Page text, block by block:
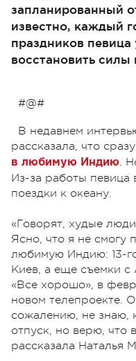
запланированный
известно, каждый
праздников певица
восстановить силы
#@#
В недавнем
рассказала, что сразу
в любимую Индию.
Из-за работы певица
поездки к океану.
«Говорят, худые
Ясно, что я не смогу
любимую Индию: 13-
Киев, а еще съемки
«Все хорошо», в
новом телепроекте.
сожалению, не знаю,
отпуск, но верю, что
рассказала Наталья